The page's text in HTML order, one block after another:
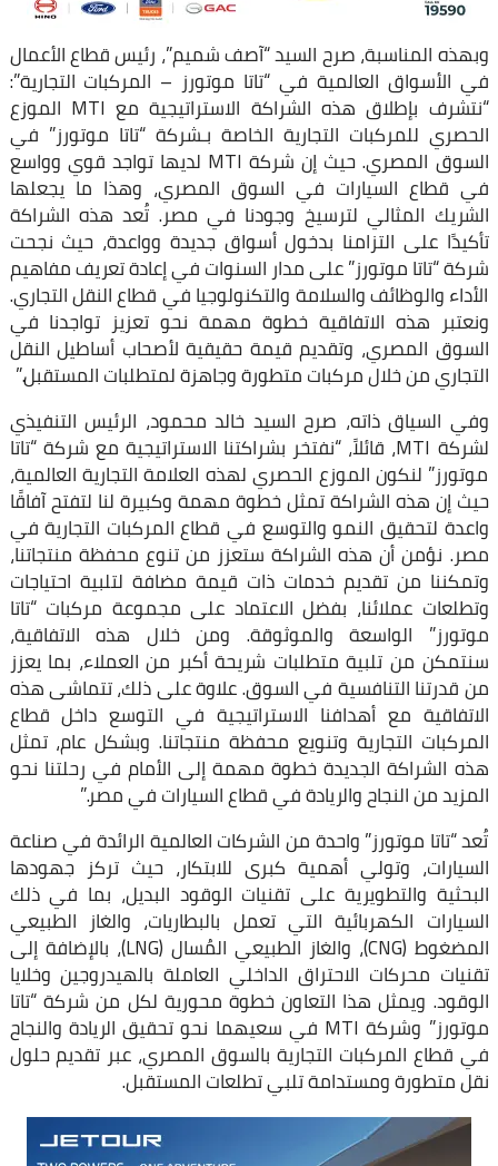
وبهذه المناسبة، صرح السيد “آصف شميم”، رئيس قطاع الأعمال
في الأسواق العالمية في “تاتا موتورز – المركبات التجارية”:
“نتشرف بإطلاق هذه الشراكة الاستراتيجية مع MTI الموزع
الحصري للمركبات التجارية الخاصة بـشركة “تاتا موتورز” في
السوق المصري. حيث إن شركة MTI لديها تواجد قوي وواسع
في قطاع السيارات في السوق المصري، وهذا ما يجعلها
الشريك المثالي لترسيخ وجودنا في مصر. تُعد هذه الشراكة
تأكيدًا على التزامنا بدخول أسواق جديدة وواعدة، حيث نجحت
شركة “تاتا موتورز” على مدار السنوات في إعادة تعريف مفاهيم
الأداء والوظائف والسلامة والتكنولوجيا في قطاع النقل التجاري.
ونعتبر هذه الاتفاقية خطوة مهمة نحو تعزيز تواجدنا في
السوق المصري، وتقديم قيمة حقيقية لأصحاب أساطيل النقل
التجاري من خلال مركبات متطورة وجاهزة لمتطلبات المستقبل.”
وفي السياق ذاته، صرح السيد خالد محمود، الرئيس التنفيذي
لشركة MTI، قائلاً، “نفتخر بشراكتنا الاستراتيجية مع شركة “تاتا
موتورز” لنكون الموزع الحصري لهذه العلامة التجارية العالمية،
حيث إن هذه الشراكة تمثل خطوة مهمة وكبيرة لنا لتفتح آفاقًا
واعدة لتحقيق النمو والتوسع في قطاع المركبات التجارية في
مصر. نؤمن أن هذه الشراكة ستعزز من تنوع محفظة منتجاتنا،
وتمكننا من تقديم خدمات ذات قيمة مضافة لتلبية احتياجات
وتطلعات عملائنا، بفضل الاعتماد على مجموعة مركبات “تاتا
موتورز” الواسعة والموثوقة. ومن خلال هذه الاتفاقية،
سنتمكن من تلبية متطلبات شريحة أكبر من العملاء، بما يعزز
من قدرتنا التنافسية في السوق. علاوة على ذلك، تتماشى هذه
الاتفاقية مع أهدافنا الاستراتيجية في التوسع داخل قطاع
المركبات التجارية وتنويع محفظة منتجاتنا. وبشكل عام، تمثل
هذه الشراكة الجديدة خطوة مهمة إلى الأمام في رحلتنا نحو
المزيد من النجاح والريادة في قطاع السيارات في مصر.”
تُعد “تاتا موتورز” واحدة من الشركات العالمية الرائدة في صناعة
السيارات، وتولي أهمية كبرى للابتكار، حيث تركز جهودها
البحثية والتطويرية على تقنيات الوقود البديل، بما في ذلك
السيارات الكهربائية التي تعمل بالبطاريات، والغاز الطبيعي
المضغوط (CNG)، والغاز الطبيعي المُسال (LNG)، بالإضافة إلى
تقنيات محركات الاحتراق الداخلي العاملة بالهيدروجين وخلايا
الوقود. ويمثل هذا التعاون خطوة محورية لكل من شركة “تاتا
موتورز” وشركة MTI في سعيهما نحو تحقيق الريادة والنجاح
في قطاع المركبات التجارية بالسوق المصري، عبر تقديم حلول
نقل متطورة ومستدامة تلبي تطلعات المستقبل.